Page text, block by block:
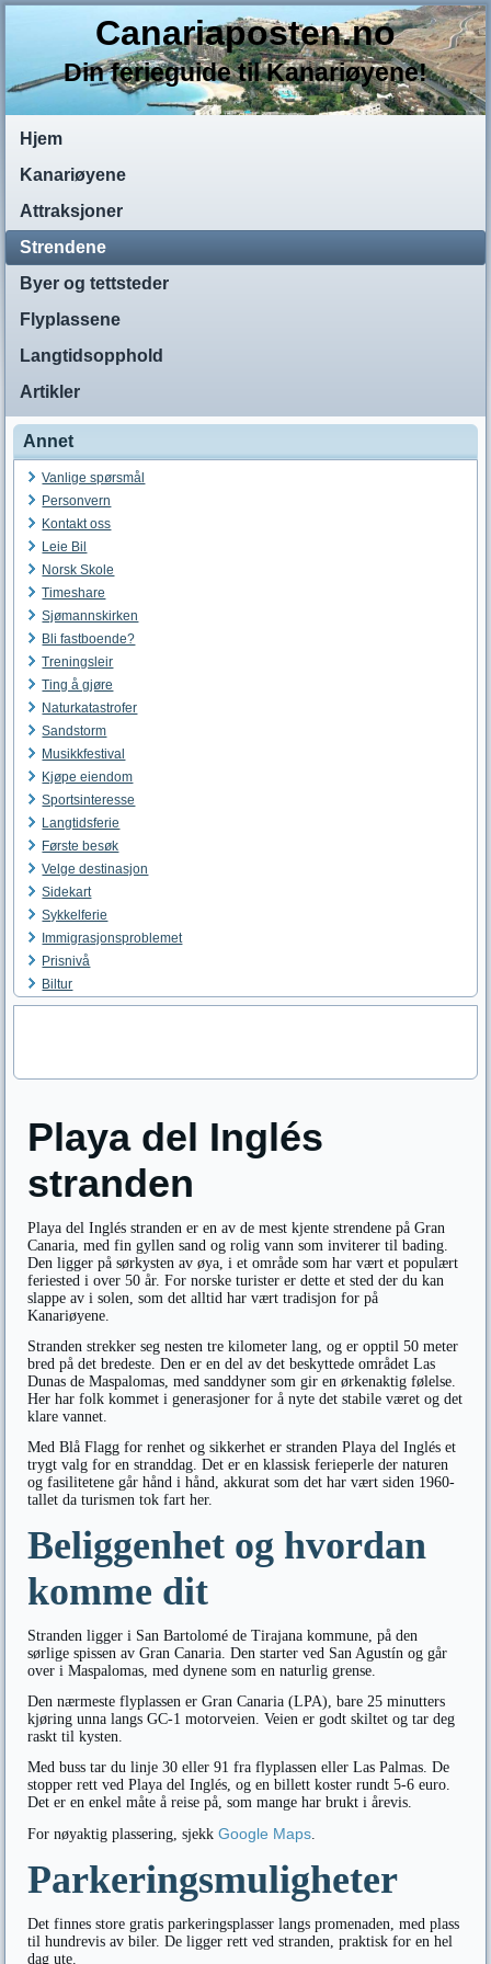
Canariaposten.no
Din ferieguide til Kanariøyene!
Hjem
Kanariøyene
Attraksjoner
Strendene
Byer og tettsteder
Flyplassene
Langtidsopphold
Artikler
Annet
Vanlige spørsmål
Personvern
Kontakt oss
Leie Bil
Norsk Skole
Timeshare
Sjømannskirken
Bli fastboende?
Treningsleir
Ting å gjøre
Naturkatastrofer
Sandstorm
Musikkfestival
Kjøpe eiendom
Sportsinteresse
Langtidsferie
Første besøk
Velge destinasjon
Sidekart
Sykkelferie
Immigrasjonsproblemet
Prisnivå
Biltur
Playa del Inglés
stranden
Playa del Inglés stranden er en av de mest kjente strendene på Gran
Canaria, med fin gyllen sand og rolig vann som inviterer til bading.
Den ligger på sørkysten av øya, i et område som har vært et populært
feriested i over 50 år. For norske turister er dette et sted der du kan
slappe av i solen, som det alltid har vært tradisjon for på
Kanariøyene.
Stranden strekker seg nesten tre kilometer lang, og er opptil 50 meter
bred på det bredeste. Den er en del av det beskyttede området Las
Dunas de Maspalomas, med sanddyner som gir en ørkenaktig følelse.
Her har folk kommet i generasjoner for å nyte det stabile været og det
klare vannet.
Med Blå Flagg for renhet og sikkerhet er stranden Playa del Inglés et
trygt valg for en stranddag. Det er en klassisk ferieperle der naturen
og fasilitetene går hånd i hånd, akkurat som det har vært siden 1960-
tallet da turismen tok fart her.
Beliggenhet og hvordan
komme dit
Stranden ligger i San Bartolomé de Tirajana kommune, på den
sørlige spissen av Gran Canaria. Den starter ved San Agustín og går
over i Maspalomas, med dynene som en naturlig grense.
Den nærmeste flyplassen er Gran Canaria (LPA), bare 25 minutters
kjøring unna langs GC-1 motorveien. Veien er godt skiltet og tar deg
raskt til kysten.
Med buss tar du linje 30 eller 91 fra flyplassen eller Las Palmas. De
stopper rett ved Playa del Inglés, og en billett koster rundt 5-6 euro.
Det er en enkel måte å reise på, som mange har brukt i årevis.
For nøyaktig plassering, sjekkGoogle Maps.
Parkeringsmuligheter
Det finnes store gratis parkeringsplasser langs promenaden, med plass
til hundrevis av biler. De ligger rett ved stranden, praktisk for en hel
dag ute.